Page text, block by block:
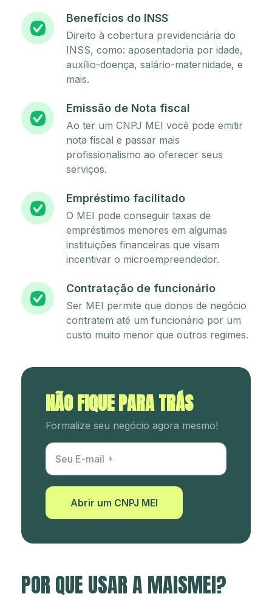
Benefícios do INSS
Direito à cobertura previdenciária do
INSS, como: aposentadoria por idade,
auxílio-doença, salário-maternidade, e
mais.
Emissão de Nota fiscal
Ao ter um CNPJ MEI você pode emitir
nota fiscal e passar mais
profissionalismo ao oferecer seus
serviços.
Empréstimo facilitado
O MEI pode conseguir taxas de
empréstimos menores em algumas
instituições financeiras que visam
incentivar o microempreendedor.
Contratação de funcionário
Ser MEI permite que donos de negócio
contratem até um funcionário por um
custo muito menor que outros regimes.
NÃO FIQUE PARA TRÁS
Formalize seu negócio agora mesmo!
Utm Content
Seu E-mail
Abrir um CNPJ MEI
POR QUE USAR A MAISMEI?